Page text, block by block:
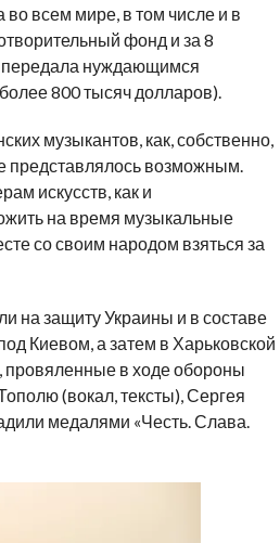
во всем мире, в том числе и в
фонд и за 8
передала нуждающимся
800 тысяч долларов).
музыкантов, как, собственно,
представлялось возможным.
искусств, как и
на время музыкальные
со своим народом взяться за
на защиту Украины и в составе
Киевом, а затем в Харьковской
провяленные в ходе обороны
(вокал, тексты), Сергея
медалями «Честь. Слава.